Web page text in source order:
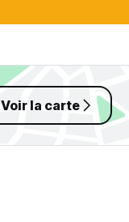
Voir la carte